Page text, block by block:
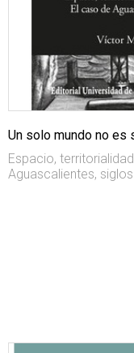
Un solo mundo no es
Espacio,
Aguascalientes,